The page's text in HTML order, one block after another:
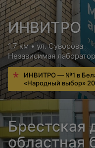
ИНВИТРО
1.7 км • ул. Суворова
Независимая
ИНВИТРО — №1 в
«Народный выбор»
Брестская
областная